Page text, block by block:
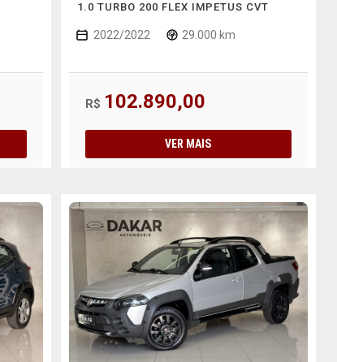
1.0 TURBO 200 FLEX IMPETUS CVT
2022/2022 29.000 km
R$ 102.890,00
VER MAIS